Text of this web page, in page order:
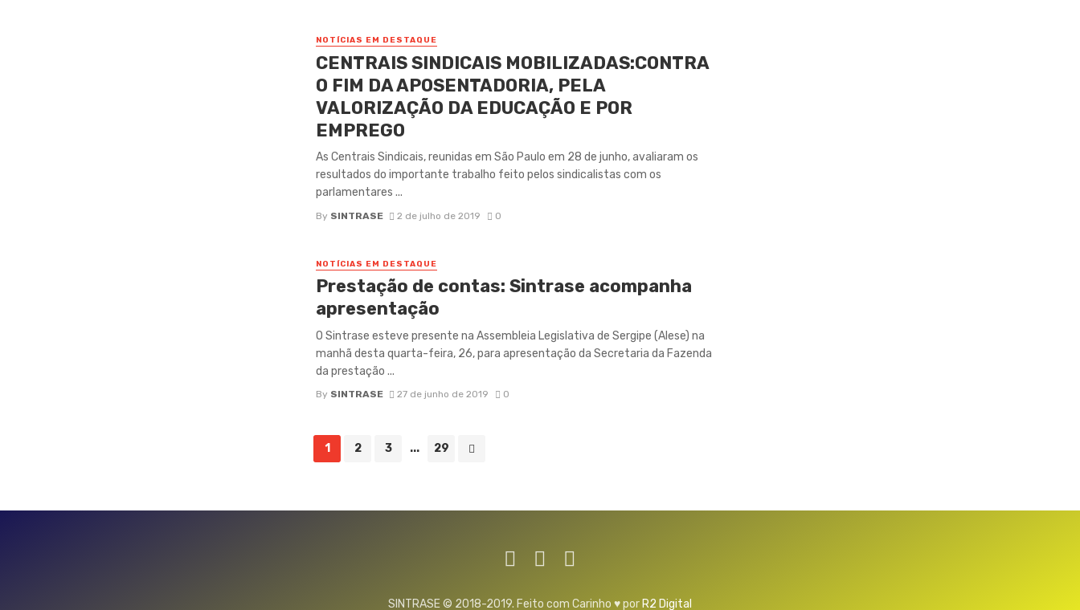
NOTÍCIAS EM DESTAQUE
CENTRAIS SINDICAIS MOBILIZADAS:CONTRA
O FIM DA APOSENTADORIA, PELA
VALORIZAÇÃO DA EDUCAÇÃO E POR
EMPREGO
As Centrais Sindicais, reunidas em São Paulo em 28 de junho, avaliaram os
resultados do importante trabalho feito pelos sindicalistas com os
parlamentares ...
By SINTRASE 2 de julho de 2019 0
NOTÍCIAS EM DESTAQUE
Prestação de contas: Sintrase acompanha
apresentação
O Sintrase esteve presente na Assembleia Legislativa de Sergipe (Alese) na
manhã desta quarta-feira, 26, para apresentação da Secretaria da Fazenda
da prestação ...
By SINTRASE 27 de junho de 2019 0
1 2 3 ... 29
SINTRASE © 2018-2019. Feito com Carinho ♥ por R2 Digital